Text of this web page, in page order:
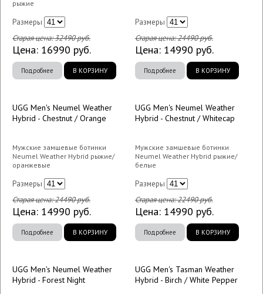
рыжие
Размеры
Старая цена:32490руб.
Цена: 16990 руб.
Подробнее В КОРЗИНУ
Размеры
Старая цена:24490руб.
Цена: 14990 руб.
Подробнее В КОРЗИНУ
UGG Men's Neumel Weather
Hybrid - Chestnut / Orange
Мужские замшевые ботинки
Neumel Weather Hybrid рыжие/
оранжевые
Размеры
Старая цена:24490руб.
Цена: 14990 руб.
Подробнее В КОРЗИНУ
UGG Men's Neumel Weather
Hybrid - Chestnut / Whitecap
Мужские замшевые ботинки
Neumel Weather Hybrid рыжие/
белые
Размеры
Старая цена:22490руб.
Цена: 14990 руб.
Подробнее В КОРЗИНУ
UGG Men's Neumel Weather
Hybrid - Forest Night
UGG Men's Tasman Weather
Hybrid - Birch / White Pepper